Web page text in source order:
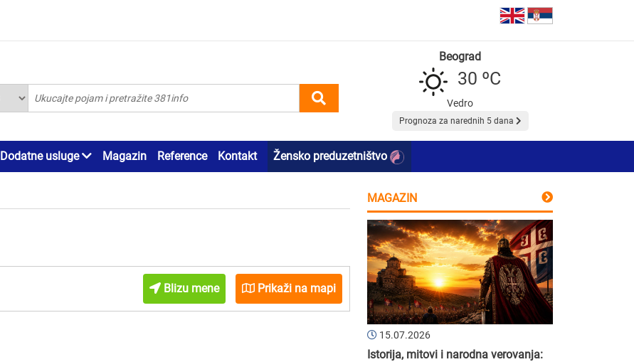
Beograd
30 ºC
Vedro
Prognoza za narednih 5 dana
Dodatne usluge Magazin Reference Kontakt Žensko preduzetništvo
Blizu mene Prikaži na mapi
MAGAZIN
15.07.2026
Istorija, mitovi i narodna verovanja: